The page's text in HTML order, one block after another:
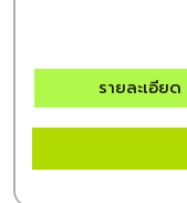
รายละเอียด